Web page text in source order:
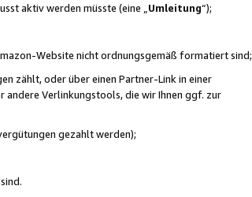
aktiv werden müsste (eine „ Umleitung“);
Website nicht ordnungsgemäß formatiert sind;
zählt, oder über einen Partner-Link in einer
andere Verlinkungstools, die wir Ihnen ggf. zur
gezahlt werden);